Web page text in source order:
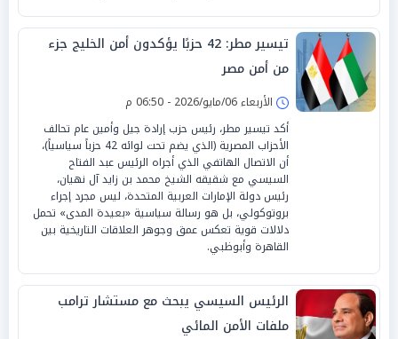
تيسير مطر: 42 حزبًا يؤكدون أمن الخليج جزء
من أمن مصر
الأربعاء 06/مايو/2026 - 06:50 م
أكد تيسير مطر، رئيس حزب إرادة جيل وأمين عام تحالف
الأحزاب المصرية (الذي يضم تحت لوائه 42 حزباً سياسياً)،
أن الاتصال الهاتفي الذي أجراه الرئيس عبد الفتاح
السيسي مع شقيقه الشيخ محمد بن زايد آل نهيان،
رئيس دولة الإمارات العربية المتحدة، ليس مجرد إجراء
بروتوكولي، بل هو رسالة سياسية «بعيدة المدى» تحمل
دلالات قوية تعكس عمق وجوهر العلاقات التاريخية بين
القاهرة وأبوظبي.
الرئيس السيسي يبحث مع مستشار ترامب
ملفات الأمن المائي